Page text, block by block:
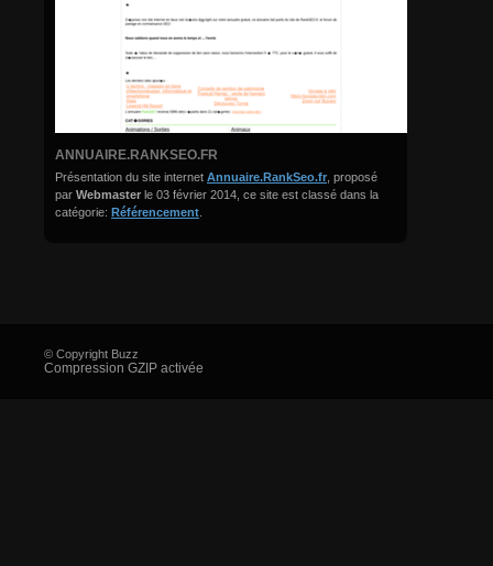
ANNUAIRE.RANKSEO.FR
Présentation du site internet Annuaire.RankSeo.fr , proposé
par Webmaster le 03 février 2014, ce site est classé dans la
catégorie: Référencement
© Copyright Buzz
Compression GZIP activée